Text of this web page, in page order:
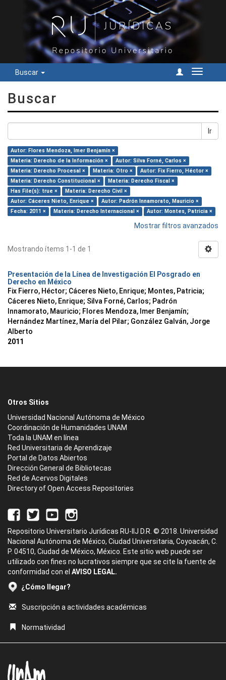
Buscar
Cambiar
Buscar
Ir
Autor: Flores Mendoza, Imer Benjamín ×
Materia: Derecho de la Información ×
Autor: Silva Forné, Carlos ×
Materia: Derecho Procesal ×
Materia: Otro ×
Autor: Fix Fierro, Héctor ×
Materia: Derecho Constitucional ×
Materia: Derecho Fiscal ×
Has File(s): true ×
Materia: Derecho Civil ×
Autor: Cáceres Nieto, Enrique ×
Autor: Padrón Innamorato, Mauricio ×
Fecha: 2011 ×
Materia: Derecho Internacional × Autor: Montes, Patricia ×
Mostrar filtros avanzados
Mostrando ítems 1-1 de 1
Presentación de la Línea de Investigación El Posgrado en
Derecho en México
Fix Fierro, Héctor; Cáceres Nieto, Enrique; Montes, Patricia;
Cáceres Nieto, Enrique; Silva Forné, Carlos; Padrón
Innamorato, Mauricio; Flores Mendoza, Imer Benjamín;
Hernández Martínez, María del Pilar; González Galván, Jorge
Alberto
2011
Otros Sitios
Universidad Nacional Autónoma de México
Coordinación de Humanidades UNAM
Toda la UNAM en línea
Red Universitaria de Aprendizaje
Portal de Datos Abiertos
Dirección General de Bibliotecas
Red de Acervos Digitales
Directory of Open Access Repositories
Repositorio Universitario Jurídicas RU-IIJ D.R. © 2018. Universidad
Nacional Autónoma de México, Ciudad Universitaria, Coyoacán, C.
P. 04510, Ciudad de México, México. Este sitio web puede ser
utilizado con fines no lucrativos siempre que se cite la fuente de
conformidad con el AVISO LEGAL.
¿Cómo llegar?
Suscripción a actividades académicas
Normatividad